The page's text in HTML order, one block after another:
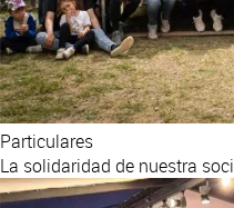
Particulares
La solidaridad de nuestra